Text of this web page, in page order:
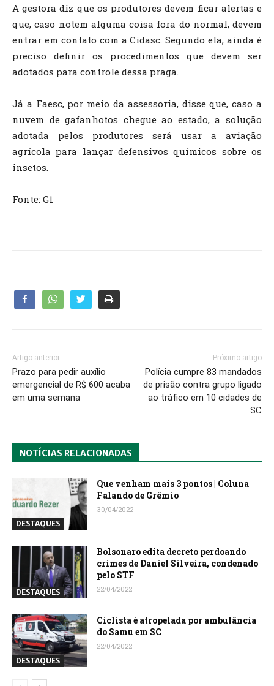
A gestora diz que os produtores devem ficar alertas e
que, caso notem alguma coisa fora do normal, devem
entrar em contato com a Cidasc. Segundo ela, ainda é
preciso definir os procedimentos que devem ser
adotados para controle dessa praga.
Já a Faesc, por meio da assessoria, disse que, caso a
nuvem de gafanhotos chegue ao estado, a solução
adotada pelos produtores será usar a aviação
agrícola para lançar defensivos químicos sobre os
insetos.
Fonte: G1
Artigo anterior
Prazo para pedir auxílio
emergencial de R$ 600 acaba
em uma semana
Próximo artigo
Polícia cumpre 83 mandados
de prisão contra grupo ligado
ao tráfico em 10 cidades de
SC
NOTÍCIAS RELACIONADAS
DESTAQUES
Que venham mais 3 pontos | Coluna
Falando de Grêmio
30/04/2022
DESTAQUES
Bolsonaro edita decreto perdoando
crimes de Daniel Silveira, condenado
pelo STF
22/04/2022
DESTAQUES
Ciclista é atropelada por ambulância
do Samu em SC
22/04/2022